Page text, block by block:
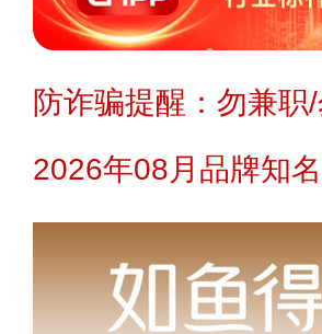
防诈骗提醒：勿兼
2026年08月品牌知